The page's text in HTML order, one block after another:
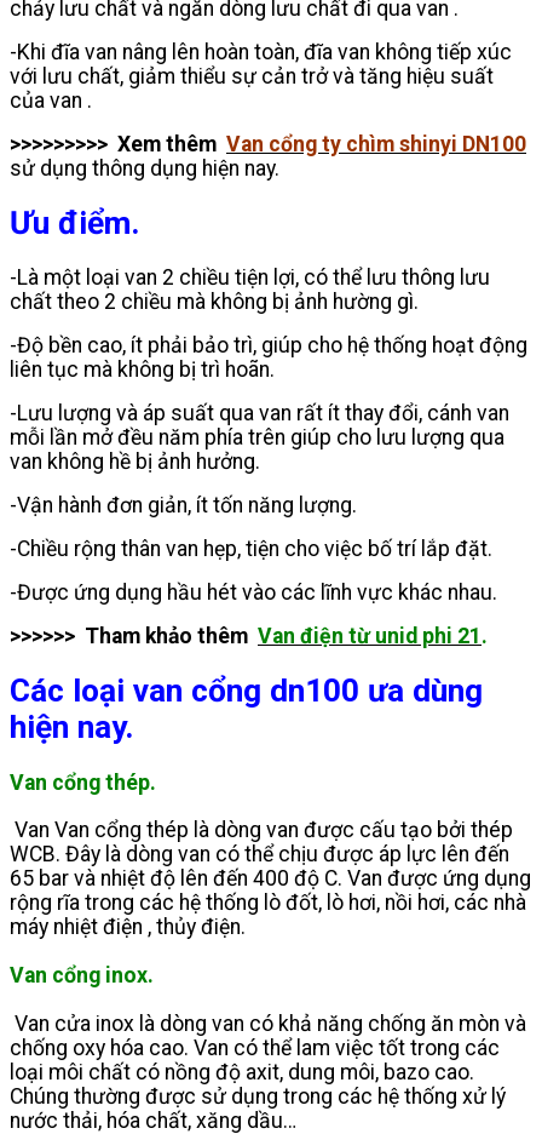
chảy lưu chất và ngăn dòng lưu chất đi qua van .
-Khi đĩa van nâng lên hoàn toàn, đĩa van không tiếp xúc
với lưu chất, giảm thiểu sự cản trở và tăng hiệu suất
của van .
>>>>>>>>> Xem thêm Van cổng ty chìm shinyi DN100
sử dụng thông dụng hiện nay.
Ưu điểm.
-Là một loại van 2 chiều tiện lợi, có thể lưu thông lưu
chất theo 2 chiều mà không bị ảnh hường gì.
-Độ bền cao, ít phải bảo trì, giúp cho hệ thống hoạt động
liên tục mà không bị trì hoãn.
-Lưu lượng và áp suất qua van rất ít thay đổi, cánh van
mỗi lần mở đều năm phía trên giúp cho lưu lượng qua
van không hề bị ảnh hưởng.
-Vận hành đơn giản, ít tốn năng lượng.
-Chiều rộng thân van hẹp, tiện cho việc bố trí lắp đặt.
-Được ứng dụng hầu hét vào các lĩnh vực khác nhau.
>>>>>> Tham khảo thêm Van điện từ unid phi 21 .
Các loại van cổng dn100 ưa dùng
hiện nay.
Van cổng thép.
Van Van cổng thép là dòng van được cấu tạo bởi thép
WCB. Đây là dòng van có thể chịu được áp lực lên đến
65 bar và nhiệt độ lên đến 400 độ C. Van được ứng dụng
rộng rĩa trong các hệ thống lò đốt, lò hơi, nồi hơi, các nhà
máy nhiệt điện , thủy điện.
Van cổng inox.
Van cửa inox là dòng van có khả năng chống ăn mòn và
chống oxy hóa cao. Van có thể lam việc tốt trong các
loại môi chất có nồng độ axit, dung môi, bazo cao.
Chúng thường được sử dụng trong các hệ thống xử lý
nước thải, hóa chất, xăng dầu…